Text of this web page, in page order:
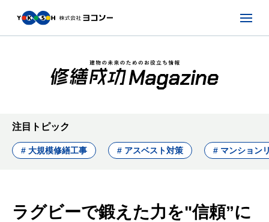
注目トピック
# 大規模修繕工事 # アスベスト対策 # マンション
ラグビーで鍛えた力を"信頼”に